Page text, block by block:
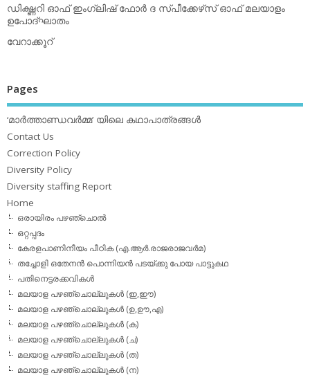
ഡിക്ഷ്ണറി ഓഫ് ഇംഗ്ലിഷ് ഫോര്‍ ദ സ്പീക്കേഴ്‌സ് ഓഫ് മലയാളം
ഉപോദ്ഘാതം
വേറാക്കൂറ്
Pages
‘മാര്‍ത്താണ്ഡവര്‍മ്മ’ യിലെ കഥാപാത്രങ്ങള്‍
Contact Us
Correction Policy
Diversity Policy
Diversity staffing Report
Home
ഒരായിരം പഴഞ്ചൊല്‍
ഒറ്റപ്പദം
കേരളപാണിനീയം പീഠിക (എ.ആര്‍.രാജരാജവര്‍മ)
തച്ചോളി ഒതേനൻ പൊന്നിയൻ പടയ്‌ക്കു പോയ പാട്ടുകഥ
പതിനെട്ടരക്കവികള്‍
മലയാള പഴഞ്ചൊല്ലുകള്‍ (ഇ,ഈ)
മലയാള പഴഞ്ചൊല്ലുകള്‍ (ഉ,ഊ,എ)
മലയാള പഴഞ്ചൊല്ലുകള്‍ (ക)
മലയാള പഴഞ്ചൊല്ലുകള്‍ (ച)
മലയാള പഴഞ്ചൊല്ലുകള്‍ (ത)
മലയാള പഴഞ്ചൊല്ലുകള്‍ (ന)